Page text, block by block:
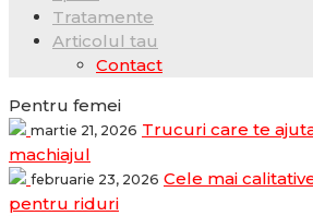
Tratamente
Articolul tau
Contact
Pentru femei
martie 21, 2026 Trucuri care te
machiajul
februarie 23, 2026 Cele mai
pentru riduri